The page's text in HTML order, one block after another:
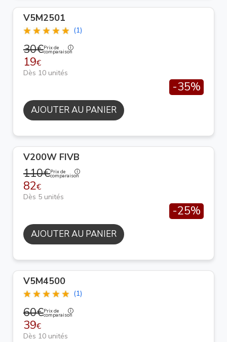
V5M2501
(1)
30€Prix de
comparaison
19€
Dès 10 unités
-35%
AJOUTER AU PANIER
V200W FIVB
110€Prix de
comparaison
82€
Dès 5 unités
-25%
AJOUTER AU PANIER
V5M4500
(1)
60€Prix de
comparaison
39€
Dès 10 unités